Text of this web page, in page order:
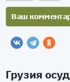
Грузия